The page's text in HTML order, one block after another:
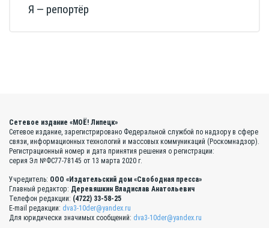
Я — репортёр
Сетевое издание «МОЁ! Липецк»
Сетевое издание, зарегистрировано Федеральной службой по надзору в сфере
связи, информационных технологий и массовых коммуникаций (Роскомнадзор).
Регистрационный номер и дата принятия решения о регистрации:
серия Эл №ФС77-78145 от 13 марта 2020 г.
Учредитель: ООО «Издательский дом «Свободная пресса»
Главный редактор: Деревяшкин Владислав Анатольевич
Телефон редакции: (4722) 33-58-25
E-mail редакции: dva3-10der@yandex.ru
Для юридически значимых сообщений: dva3-10der@yandex.ru